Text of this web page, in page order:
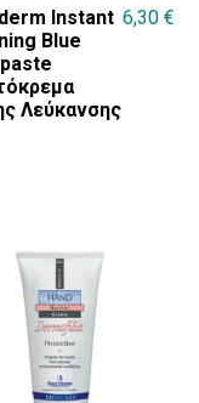
Instant
Blue
Λεύκανσης
6,30 €